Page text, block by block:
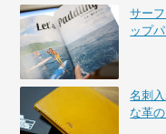
サー
ップ
名刺
な革